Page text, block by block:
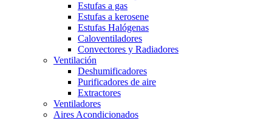
Estufas a gas
Estufas a kerosene
Estufas Halógenas
Caloventiladores
Convectores y Radiadores
Ventilación
Deshumificadores
Purificadores de aire
Extractores
Ventiladores
Aires Acondicionados